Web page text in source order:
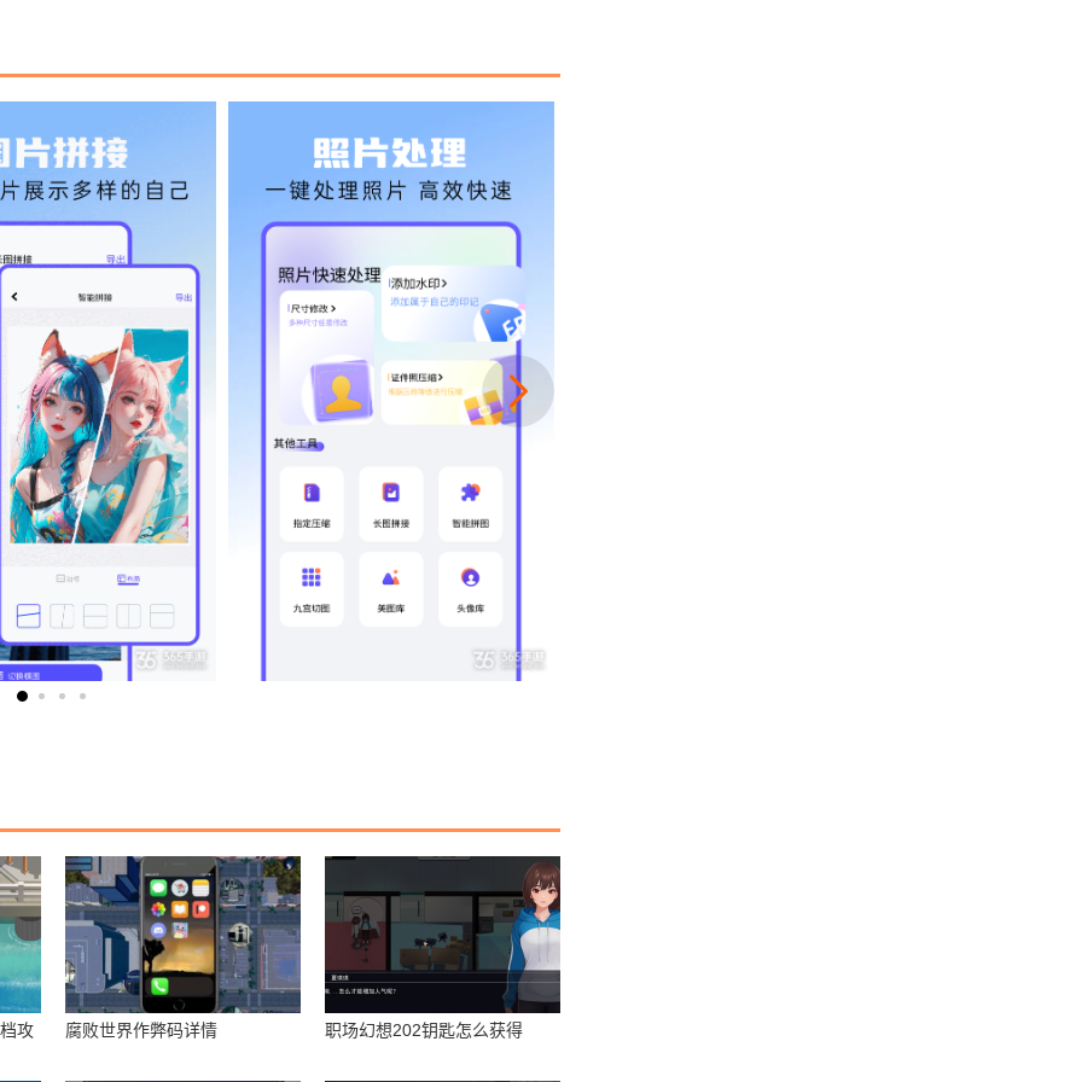
攻 腐败世界作弊码详情 职场幻想202钥匙怎么获得